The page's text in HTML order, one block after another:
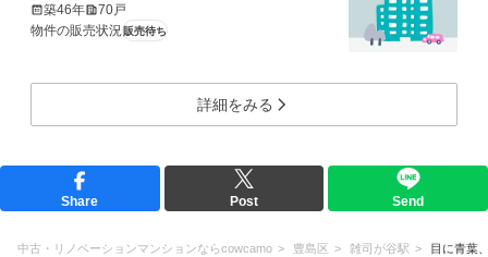
築46年
70戸
物件の販売状況販売待ち
詳細をみる
Share Post Send
中古・リノベーションマンションならcowcamo 豊島区 雑司が谷駅 目に青葉